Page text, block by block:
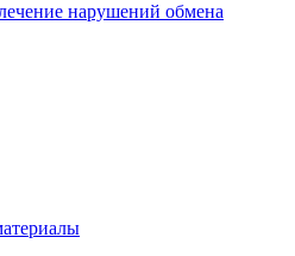
нарушений обмена